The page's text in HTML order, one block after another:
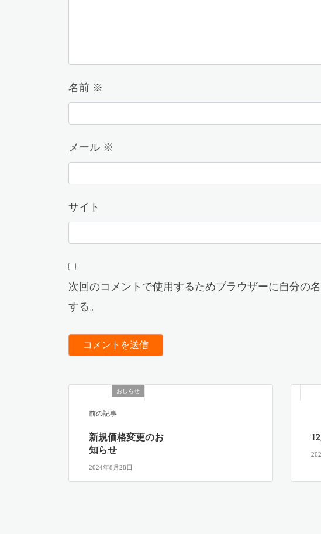
名前 ※
メール ※
サイト
次回のコメントで使用するためブラウザーに自分の
する。
おしらせ
前の記事
新規価格変更のお
知らせ
2024年8月28日